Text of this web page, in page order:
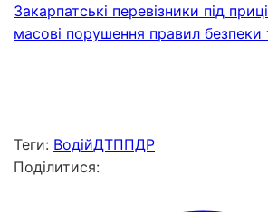
Закарпатські перевізники під
масові порушення правил безпеки
Теги: ВодійДТППДР
Поділитися: